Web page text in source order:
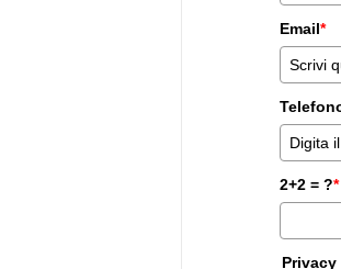
Email*
2+2 = ?*